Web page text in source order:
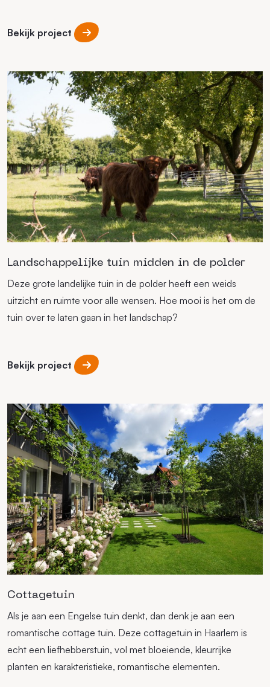
Bekijk project
Landschappelijke tuin midden in de polder
Deze grote landelijke tuin in de polder heeft een weids
uitzicht en ruimte voor alle wensen. Hoe mooi is het om de
tuin over te laten gaan in het landschap?
Bekijk project
Cottagetuin
Als je aan een Engelse tuin denkt, dan denk je aan een
romantische cottage tuin. Deze cottagetuin in Haarlem is
echt een liefhebberstuin, vol met bloeiende, kleurrijke
planten en karakteristieke, romantische elementen.